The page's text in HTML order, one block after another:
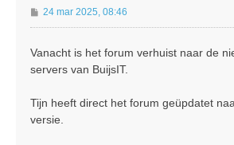
B
e
i
c
t
24 mar 2025, 08:46
Vanacht is het forum verhuist naar de
servers van BuijsIT.
Tijn heeft direct het forum geüpdatet
versie.